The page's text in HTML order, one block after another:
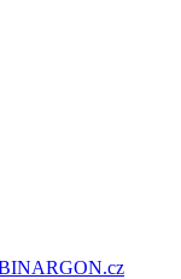
BINARGON.cz